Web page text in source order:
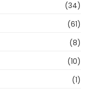
(34)
(61)
(8)
(10)
(1)